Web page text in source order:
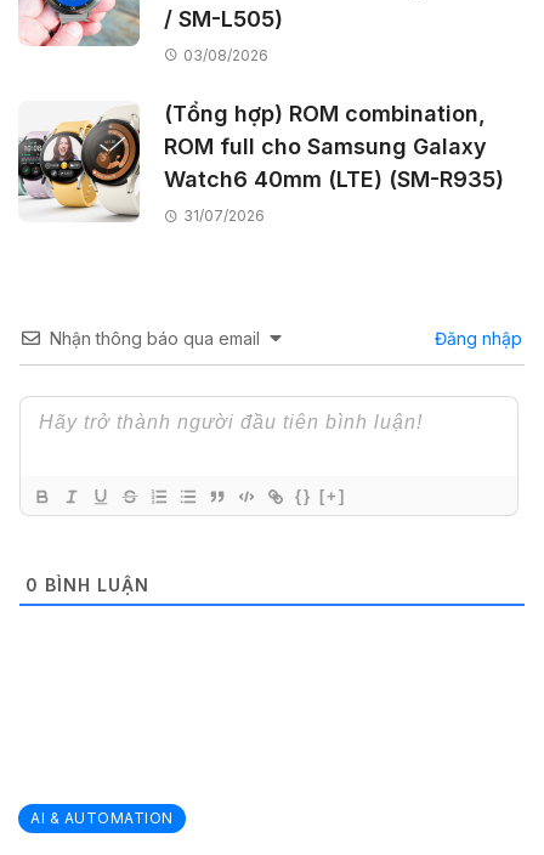
/ SM-L505)
03/08/2026
(Tổng hợp) ROM combination,
ROM full cho Samsung Galaxy
Watch6 40mm (LTE) (SM-R935)
31/07/2026
Nhận thông báo qua email Đăng nhập
{} [+]
0 BÌNH LUẬN
AI & AUTOMATION